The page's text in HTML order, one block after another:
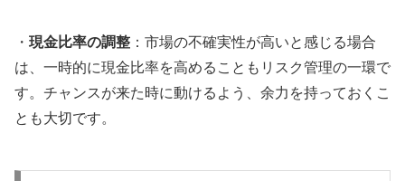
・ 現金比率の調整 ：市場の不確実性が高いと感じる場合
は、一時的に現金比率を高めることもリスク管理の一環で
す。チャンスが来た時に動けるよう、余力を持っておくこ
とも大切です。